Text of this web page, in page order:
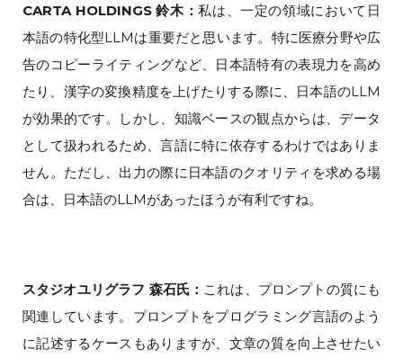
CARTA HOLDINGS 鈴木：私は、一定の領域において日
本語の特化型LLMは重要だと思います。特に医療分野や広
告のコピーライティングなど、日本語特有の表現力を高め
たり、漢字の変換精度を上げたりする際に、日本語のLLM
が効果的です。しかし、知識ベースの観点からは、データ
として扱われるため、言語に特に依存するわけではありま
せん。ただし、出力の際に日本語のクオリティを求める場
合は、日本語のLLMがあったほうが有利ですね。
スタジオユリグラフ 森石氏： これは、プロンプトの質にも
関連しています。プロンプトをプログラミング言語のよう
に記述するケースもありますが、文章の質を向上させたい